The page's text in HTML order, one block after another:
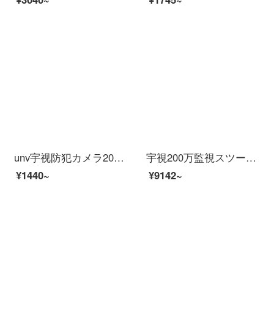
unv宇视防犯カメラ200万300万POE供给赤外线30 mサザエ半球イタネネHD H.265スマホリモで室内家庭用ビジネス【200万】非POEモデル2.8 mm
¥1440~
宇視200万監視スツー装置イーンテーネットHD 4路8路16路監視防犯カメラ室外モネータ家庭用ワンヤレー防水夜間テレビ商用設置サービス（防犯カメラビデオを除く）3つの防犯カメラ（200万HD版）
¥9142~